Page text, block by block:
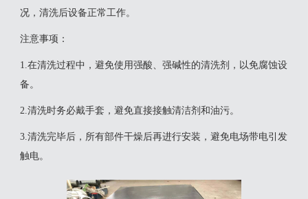
况，清洗后设备正常工作。
‌注意事项‌：
1.在清洗过程中，避免使用强酸、强碱性的清洗剂，以免腐蚀设
备。
2.清洗时务必戴手套，避免直接接触清洁剂和油污。
3.清洗完毕后，所有部件干燥后再进行安装，避免电场带电引发
触电。